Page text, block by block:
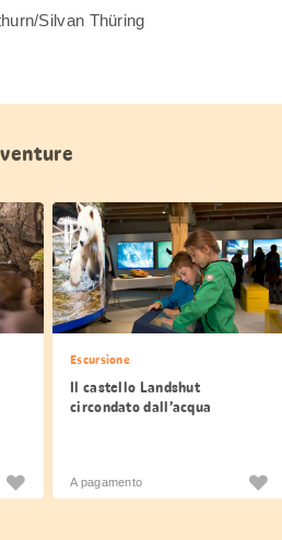
Silvan Thüring
Escursione
Il castello Landshut
circondato dall’acqua
A pagamento